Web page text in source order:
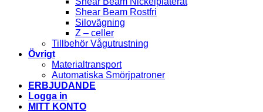
Shear Beam Rostfri
Silovägning
Z – celler
Tillbehör Vågutrustning
Övrigt
Materialtransport
Automatiska Smörjpatroner
ERBJUDANDE
Logga in
MITT KONTO